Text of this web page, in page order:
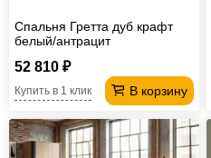
Спальня Гретта дуб крафт
белый/антрацит
52 810 ₽
В корзину
Купить в 1 клик